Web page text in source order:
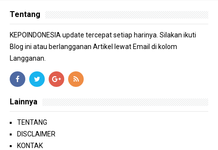
Tentang
KEPOINDONESIA update tercepat setiap harinya. Silakan ikuti
Blog ini atau berlangganan Artikel lewat Email di kolom
Langganan.
Lainnya
TENTANG
DISCLAIMER
KONTAK